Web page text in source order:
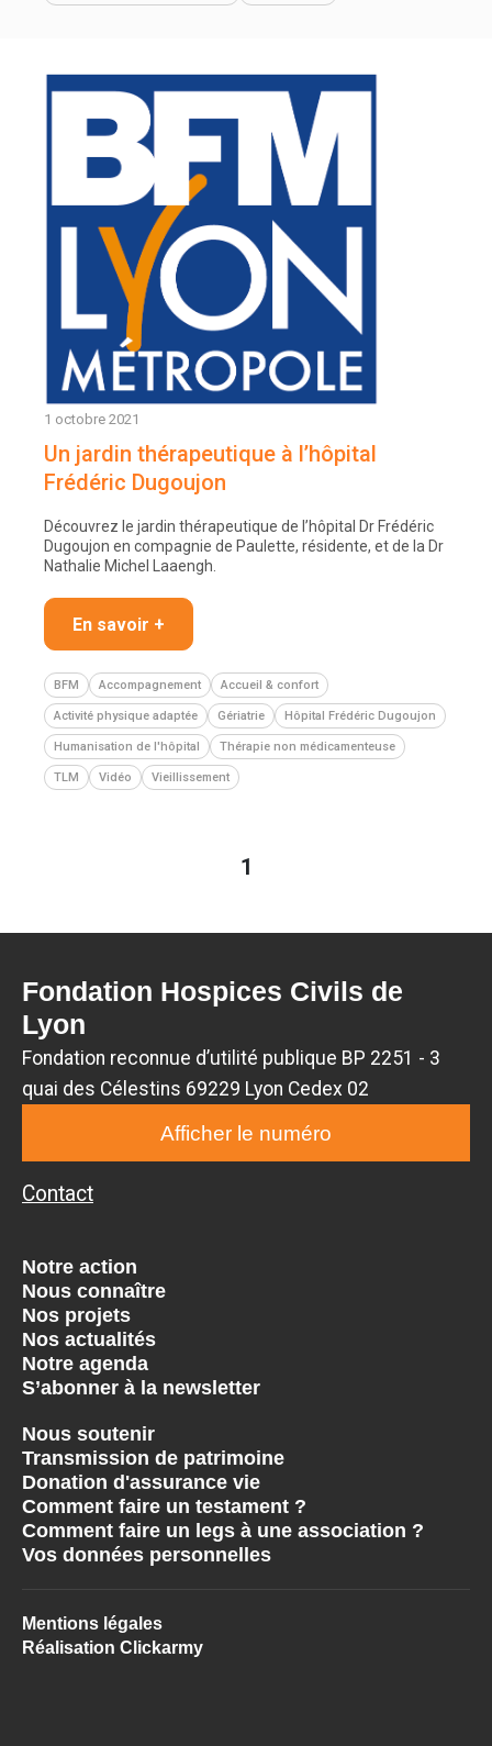
1 octobre 2021
Un jardin thérapeutique à l’hôpital
Frédéric Dugoujon
Découvrez le jardin thérapeutique de l’hôpital Dr Frédéric
Dugoujon en compagnie de Paulette, résidente, et de la Dr
Nathalie Michel Laaengh.
En savoir +
BFM Accompagnement Accueil & confort
Activité physique adaptée Gériatrie Hôpital Frédéric Dugoujon
Humanisation de l'hôpital Thérapie non médicamenteuse
TLM Vidéo Vieillissement
1
Fondation Hospices Civils de
Lyon
Fondation reconnue d’utilité publique BP 2251 - 3
quai des Célestins 69229 Lyon Cedex 02
Afficher le numéro
Contact
Notre action
Nous connaître
Nos projets
Nos actualités
Notre agenda
S’abonner à la newsletter
Nous soutenir
Transmission de patrimoine
Donation d'assurance vie
Comment faire un testament ?
Comment faire un legs à une association ?
Vos données personnelles
Mentions légales
Réalisation Clickarmy